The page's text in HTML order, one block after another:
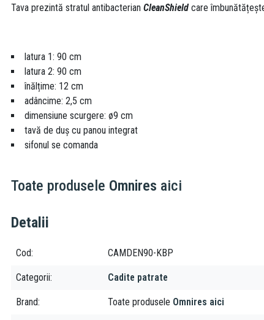
Tava prezintă stratul antibacterian CleanShield care
latura 1: 90 cm
latura 2: 90 cm
înălțime: 12 cm
adâncime: 2,5 cm
dimensiune scurgere: ø9 cm
tavă de duș cu panou integrat
sifonul se comanda
Toate produsele Omnires aici
Detalii
Cod CAMDEN90-KBP
Categorii Cadite patrate
Brand Toate produsele Omnires aici